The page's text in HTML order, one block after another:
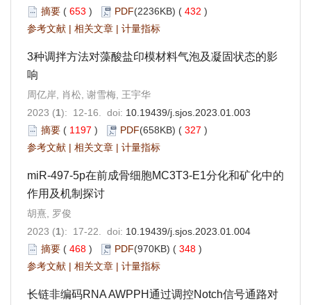
摘要 ( 653 ) PDF(2236KB) ( 432 )
参考文献 | 相关文章 | 计量指标
3种调拌方法对藻酸盐印模材料气泡及凝固状态的影
响
周亿岸, 肖松, 谢雪梅, 王宇华
2023 (1): 12-16. doi: 10.19439/j.sjos.2023.01.003
摘要 ( 1197 ) PDF(658KB) ( 327 )
参考文献 | 相关文章 | 计量指标
miR-497-5p在前成骨细胞MC3T3-E1分化和矿化中的
作用及机制探讨
胡熹, 罗俊
2023 (1): 17-22. doi: 10.19439/j.sjos.2023.01.004
摘要 ( 468 ) PDF(970KB) ( 348 )
参考文献 | 相关文章 | 计量指标
长链非编码RNA AWPPH通过调控Notch信号通路对